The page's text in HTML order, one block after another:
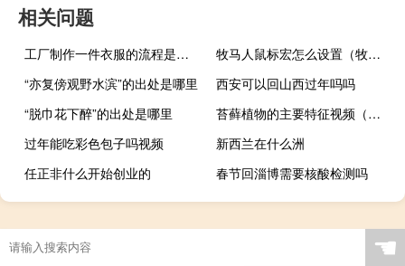
相关问题
工厂制作一件衣服的流程是怎么样的？如何设计爆款衣服？
牧马人鼠标宏怎么设置（牧马人鼠标怎么样）
“亦复傍观野水滨”的出处是哪里
西安可以回山西过年吗吗
“脱巾花下醉”的出处是哪里
苔藓植物的主要特征视频（苔藓植物的主要特征是什么）
过年能吃彩色包子吗视频
新西兰在什么洲
任正非什么开始创业的
春节回淄博需要核酸检测吗
消防工作贯彻的方针是什么消防工作贯彻的方针
☚